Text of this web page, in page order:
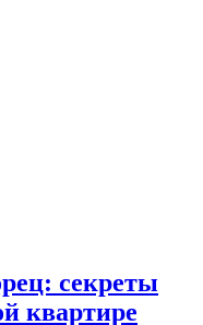
секреты
квартире